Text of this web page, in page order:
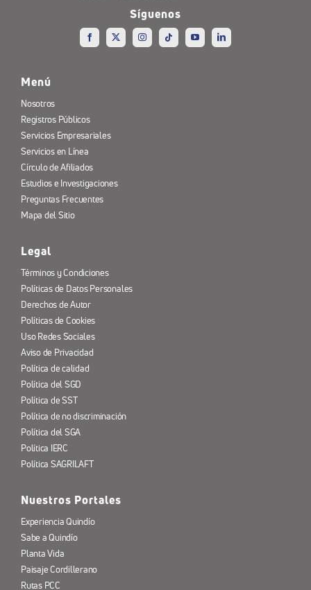
Síguenos
Menú
Nosotros
Registros Públicos
Servicios Empresariales
Servicios en Línea
Círculo de Afiliados
Estudios e Investigaciones
Preguntas Frecuentes
Mapa del Sitio
Legal
Términos y Condiciones
Políticas de Datos Personales
Derechos de Autor
Políticas de Cookies
Uso Redes Sociales
Aviso de Privacidad
Política de calidad
Política del SGD
Política de SST
Política de no discriminación
Política del SGA
Política IERC
Política SAGRILAFT
Nuestros Portales
Experiencia Quindío
Sabe a Quindío
Planta Vida
Paisaje Cordillerano
Rutas PCC